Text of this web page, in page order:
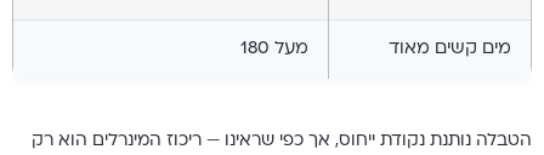
מים קשים מאוד מעל 180
הטבלה נותנת נקודת ייחוס, אך כפי שראינו — ריכוז המינרלים הוא רק